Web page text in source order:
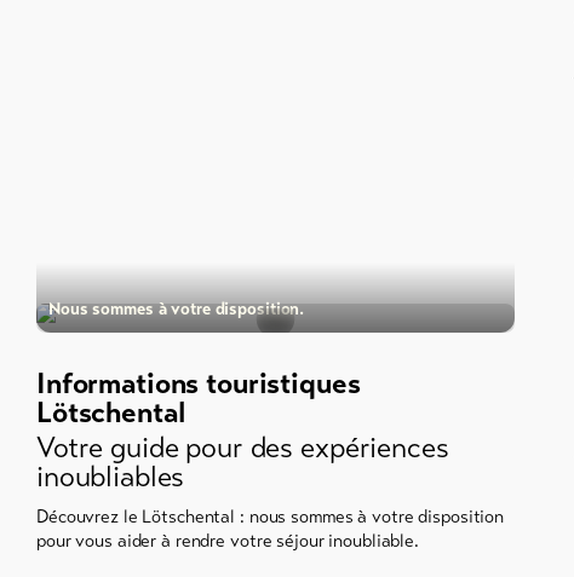
Nous sommes à votre disposition.
Informations touristiques
Lötschental
Votre guide pour des expériences
inoubliables
Découvrez le Lötschental : nous sommes à votre disposition
pour vous aider à rendre votre séjour inoubliable.